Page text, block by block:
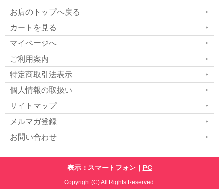
お店のトップへ戻る
カートを見る
マイページへ
ご利用案内
特定商取引法表示
個人情報の取扱い
サイトマップ
メルマガ登録
お問い合わせ
表示：スマートフォン｜ PC
Copyright (C) All Rights Reserved.